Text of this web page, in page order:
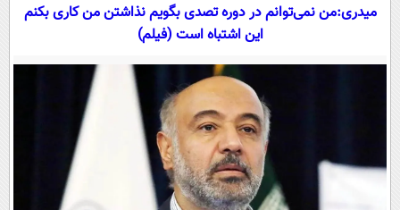
خودرو
اجتماعی
حوادث
سلامت
یک برش دانایی
محیط زیست
سفر و تفریح
ورزشی
بین الملل
سیاست خارجی
فرهنگ و هنر
علم و دانش
فناوری و It
علمی
قرآن
گوناگون
میدری:من نمی‌توانم در دوره تصدی بگویم نذاشتن من کاری بکنم
این اشتباه است (فیلم)